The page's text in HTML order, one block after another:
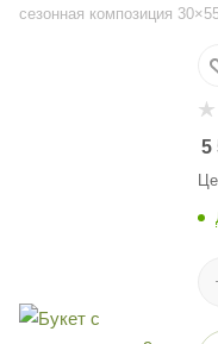
сезонная композиция
5